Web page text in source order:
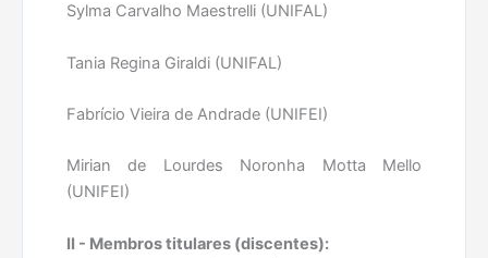
Sylma Carvalho Maestrelli (UNIFAL)
Tania Regina Giraldi (UNIFAL)
Fabrício Vieira de Andrade (UNIFEI)
Mirian de Lourdes Noronha Motta Mello
(UNIFEI)
II - Membros titulares (discentes):